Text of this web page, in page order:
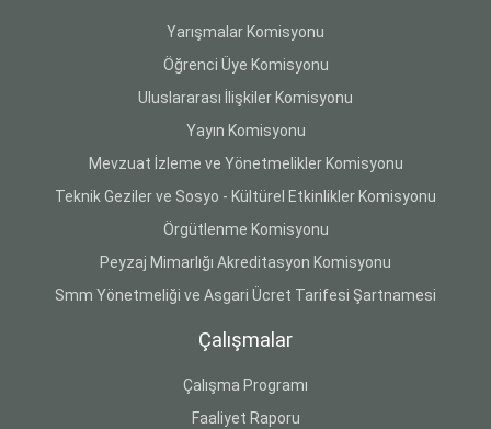
Yarışmalar Komisyonu
Öğrenci Üye Komisyonu
Uluslararası İlişkiler Komisyonu
Yayın Komisyonu
Mevzuat İzleme ve Yönetmelikler Komisyonu
Teknik Geziler ve Sosyo - Kültürel Etkinlikler Komisyonu
Örgütlenme Komisyonu
Peyzaj Mimarlığı Akreditasyon Komisyonu
Smm Yönetmeliği ve Asgari Ücret Tarifesi Şartnamesi
Çalışmalar
Çalışma Programı
Faaliyet Raporu